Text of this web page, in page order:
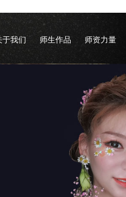
于我们 师生作品 师资力量